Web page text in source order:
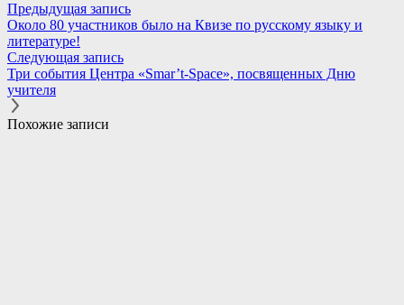
Предыдущая запись
Около 80 участников было на Квизе по русскому языку и
литературе!
Следующая запись
Три события Центра «Smar’t-Space», посвященных Дню
учителя
Похожие записи